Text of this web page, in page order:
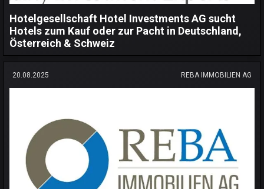
Hotelgesellschaft Hotel Investments AG sucht
Hotels zum Kauf oder zur Pacht in Deutschland,
Österreich & Schweiz
20.08.2025 REBA IMMOBILIEN AG